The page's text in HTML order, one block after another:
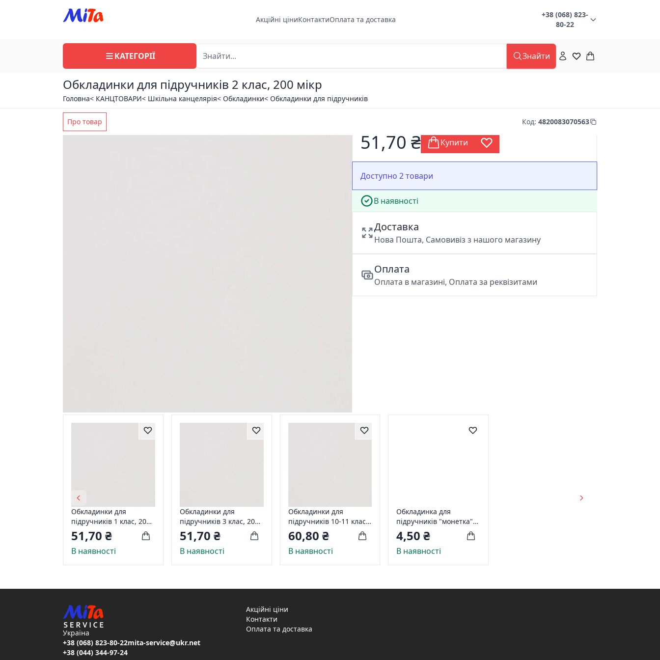
Акційні ціниКонтактиОплата та доставка
+38 (068) 823-
80-22
КАТЕГОРІЇ Знайти
Обкладинки для підручників 2 клас, 200 мікр
Головна< КАНЦТОВАРИ< Шкільна канцелярія< Обкладинки< Обкладинки для підручників
Про товар Код: 4820083070563
51,70 ₴ Купити
Доступно 2 товари
В наявності
Доставка
Нова Пошта, Самовивіз з нашого магазину
Оплата
Оплата в магазині, Оплата за реквізитами
Обкладинки для
підручників 1 клас, 200
мікр
51,70 ₴
В наявності
Обкладинки для
підручників 3 клас, 200
мікр
51,70 ₴
В наявності
Обкладинки для
підручників 10-11 клас,
200 мікр
60,80 ₴
В наявності
Обкладинка для
підручників "монетка"
№2 (нерегул.) 200мк
235*350мм Leader
4,50 ₴
В наявності
Україна
+38 (068) 823-80-22
+38 (044) 344-97-24
mita-service@ukr.net
Акційні ціни
Контакти
Оплата та доставка